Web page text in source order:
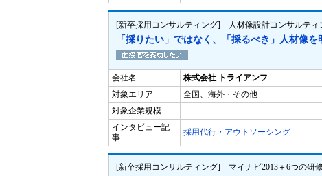
[新卒採用コンサルティング] 人材像設計コンサルティ
「採りたい」ではなく、「採るべき」人材像を
会社名
株式会社 トライアンフ
対象エリア
全国、海外・その他
対象企業規模
インタビュー記
事
採用代行・アウトソーシング
[新卒採用コンサルティング] マイナビ2013＋6つの研